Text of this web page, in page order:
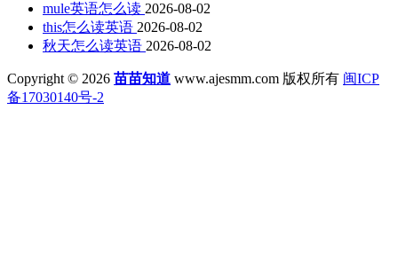
mule英语怎么读 2026-08-02
this怎么读英语 2026-08-02
秋天怎么读英语 2026-08-02
Copyright © 2026 苗苗知道 www.ajesmm.com 版权所有 闽ICP
备17030140号-2